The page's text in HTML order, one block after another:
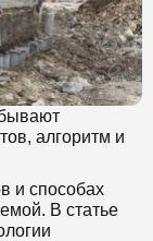
алгоритм и
и способах
В статье